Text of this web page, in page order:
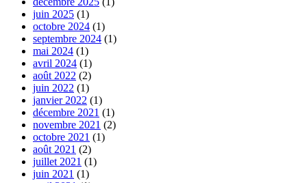
juin 2025 (1)
octobre 2024 (1)
septembre 2024 (1)
mai 2024 (1)
avril 2024 (1)
août 2022 (2)
juin 2022 (1)
janvier 2022 (1)
décembre 2021 (1)
novembre 2021 (2)
octobre 2021 (1)
août 2021 (2)
juillet 2021 (1)
juin 2021 (1)